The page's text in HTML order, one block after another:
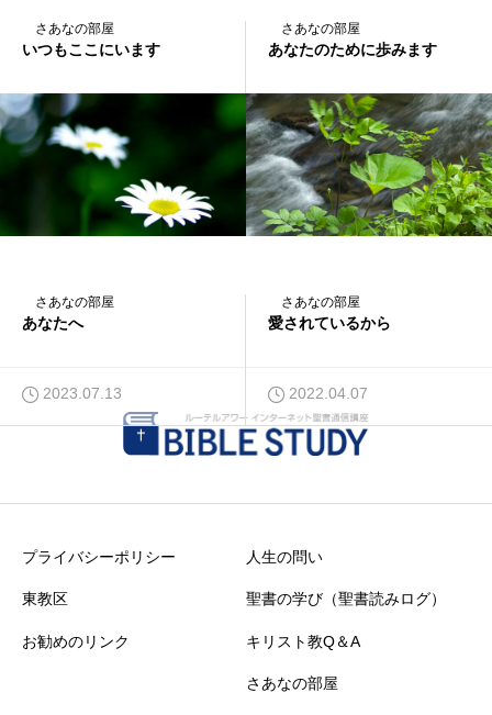
さあなの部屋
いつもここにいます
2024.07.25
さあなの部屋
あなたのために歩みます
2020.01.20
さあなの部屋
あなたへ
2023.07.13
さあなの部屋
愛されているから
2022.04.07
プライバシーポリシー
東教区
お勧めのリンク
人生の問い
聖書の学び（聖書読みログ）
キリスト教Q＆A
さあなの部屋